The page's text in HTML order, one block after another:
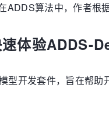
算法中，作者根
体验ADDS-
型开发套件，旨在帮助